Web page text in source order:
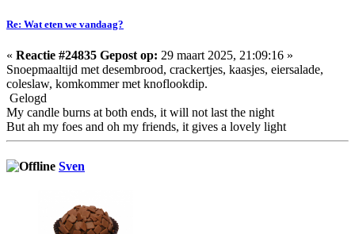
Re: Wat eten we vandaag?
« Reactie #24835 Gepost op: 29 maart 2025, 21:09:16 »
Snoepmaaltijd met desembrood, crackertjes, kaasjes, eiersalade,
coleslaw, komkommer met knoflookdip.
Gelogd
My candle burns at both ends, it will not last the night
But ah my foes and oh my friends, it gives a lovely light
Sven